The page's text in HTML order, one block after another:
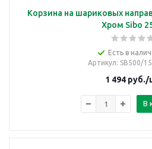
Корзина на шариковых
Хром Sibo
Есть в
Артикул: SB500/
1 494 руб./
В